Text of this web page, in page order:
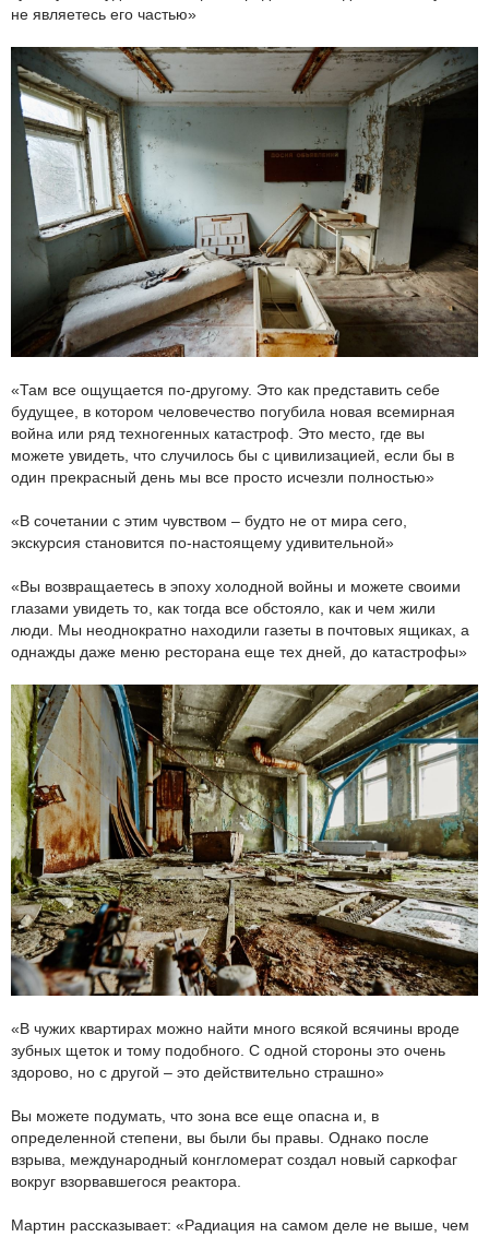
не являетесь его частью»
«Там все ощущается по-другому. Это как представить себе
будущее, в котором человечество погубила новая всемирная
война или ряд техногенных катастроф. Это место, где вы
можете увидеть, что случилось бы с цивилизацией, если бы в
один прекрасный день мы все просто исчезли полностью»
«В сочетании с этим чувством – будто не от мира сего,
экскурсия становится по-настоящему удивительной»
«Вы возвращаетесь в эпоху холодной войны и можете своими
глазами увидеть то, как тогда все обстояло, как и чем жили
люди. Мы неоднократно находили газеты в почтовых ящиках, а
однажды даже меню ресторана еще тех дней, до катастрофы»
«В чужих квартирах можно найти много всякой всячины вроде
зубных щеток и тому подобного. С одной стороны это очень
здорово, но с другой – это действительно страшно»
Вы можете подумать, что зона все еще опасна и, в
определенной степени, вы были бы правы. Однако после
взрыва, международный конгломерат создал новый саркофаг
вокруг взорвавшегося реактора.
Мартин рассказывает: «Радиация на самом деле не выше, чем